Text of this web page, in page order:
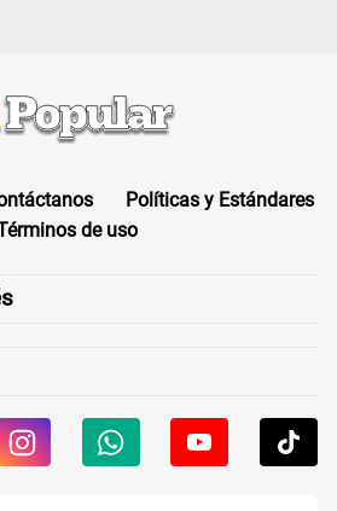
Políticas y Estándares
de uso